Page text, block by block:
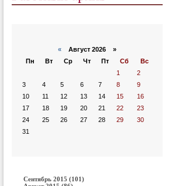
« Август 2026 »
Пн
Вт Ср Чт Пт Сб
Вс
1
2
3
4 5 6 7 8
9
10
11 12 13 14 15
16
17
18 19 20 21 22
23
24
25 26 27 28 29
30
31
Сентябрь 2015 (101)